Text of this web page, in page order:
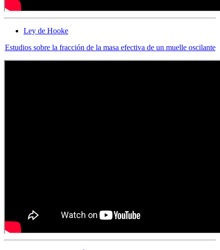
Ley de Hooke
Estudios sobre la fracción de la masa efectiva de un muelle oscilante